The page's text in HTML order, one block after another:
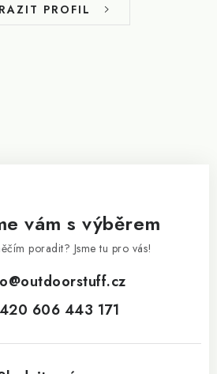
PROFIL
vám s výběrem
poradit? Jsme tu pro vás!
@outdoorstuff.cz
606 443 171